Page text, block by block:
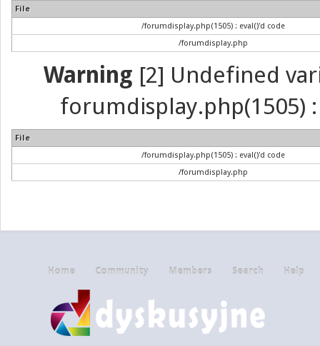
File
/forumdisplay.php(1505) : eval()'d code
/forumdisplay.php
Warning [2] Undefined
forumdisplay.php(1505)
File
/forumdisplay.php(1505) : eval()'d code
/forumdisplay.php
Home Community Members Search Help